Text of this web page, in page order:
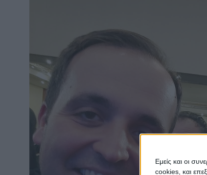
Εμείς και οι
cookies, και